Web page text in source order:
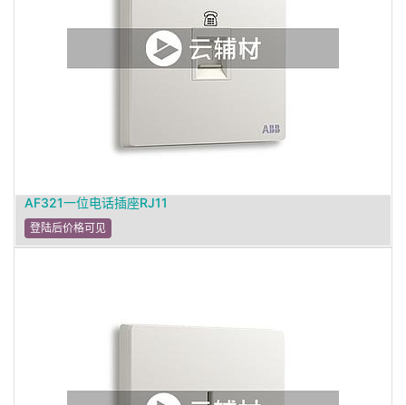
AF321一位电话插座RJ11
登陆后价格可见